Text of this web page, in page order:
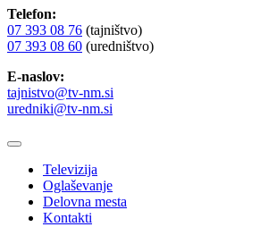
Telefon:
07 393 08 76 (tajništvo)
07 393 08 60 (uredništvo)
E-naslov:
tajnistvo@tv-nm.si
uredniki@tv-nm.si
Televizija
Oglaševanje
Delovna mesta
Kontakti